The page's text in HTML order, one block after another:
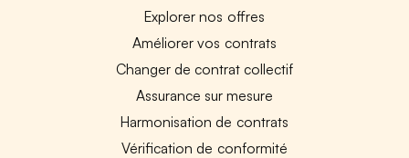
Explorer nos offres
Améliorer vos contrats
Changer de contrat collectif
Assurance sur mesure
Harmonisation de contrats
Vérification de conformité